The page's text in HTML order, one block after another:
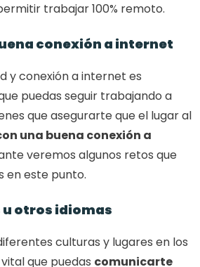
trabajar 100% remoto.
conexión a internet
y conexión a internet es
puedas seguir trabajando a
que asegurarte que el lugar al
una buena conexión a
veremos algunos retos que
en este punto.
otros idiomas
culturas y lugares en los
que puedas comunicarte